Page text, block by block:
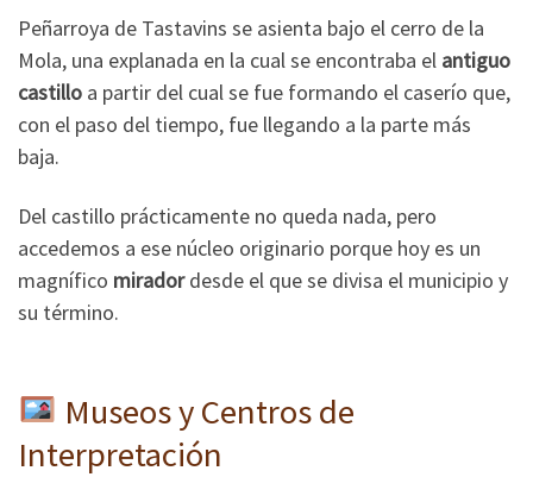
Peñarroya de Tastavins se asienta bajo el cerro de la
Mola, una explanada en la cual se encontraba el antiguo
castillo a partir del cual se fue formando el caserío que,
con el paso del tiempo, fue llegando a la parte más
baja.
Del castillo prácticamente no queda nada, pero
accedemos a ese núcleo originario porque hoy es un
magnífico miradordesde el que se divisa el municipio y
su término.
Museos y Centros de
Interpretación